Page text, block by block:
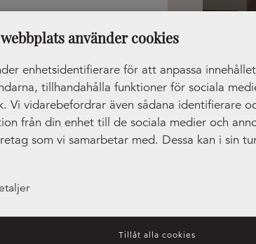
använder cookies
enhetsidentifierare för att anpassa
tillhandahålla funktioner för sociala
Vi vidarebefordrar även sådana identifierare
från din enhet till de sociala medier och
som vi samarbetar med. Dessa kan i sin
med annan information som du har
Tillåt alla cookies
- 16:00
- 16:00